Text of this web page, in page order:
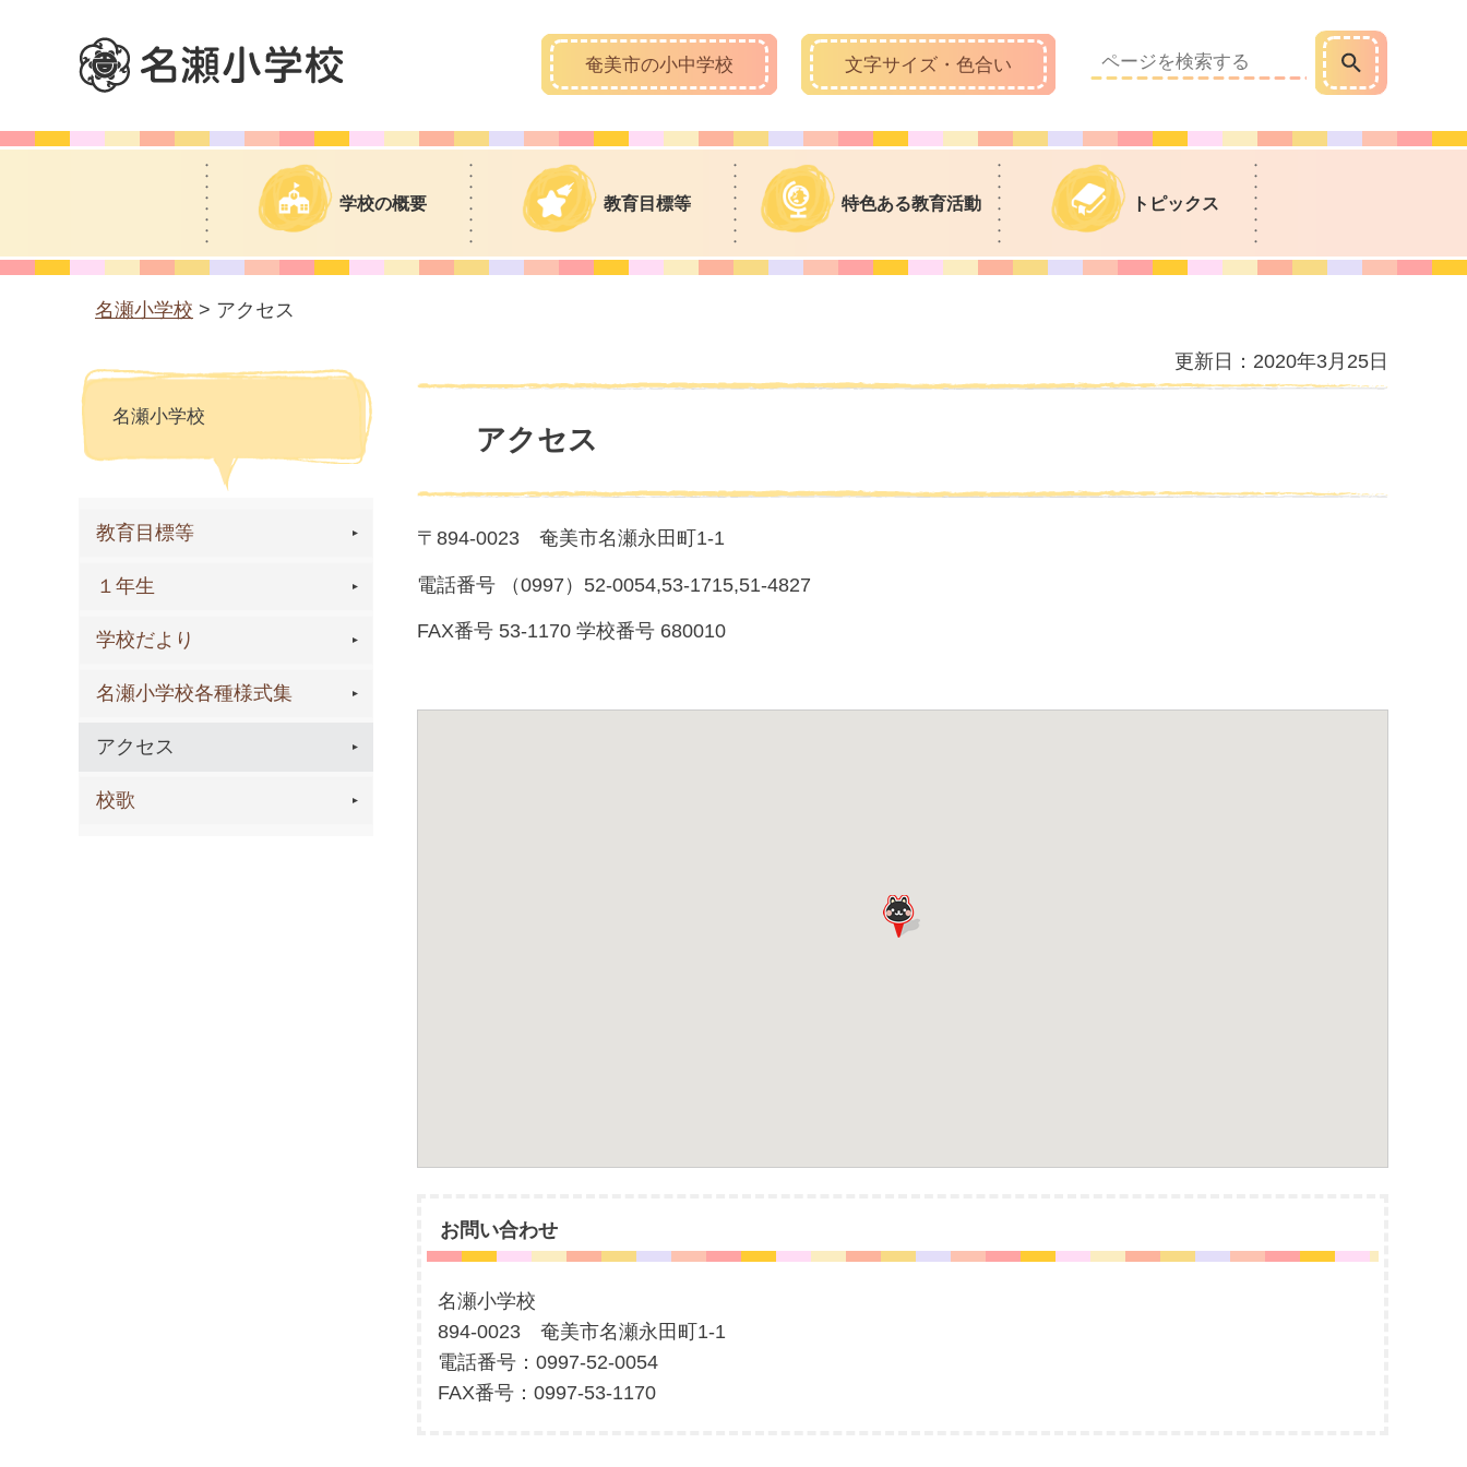
奄美市の小中学校 文字サイズ・色合い
学校の概要 教育目標等 特色ある教育活動 トピックス
名瀬小学校 > アクセス
名瀬小学校
教育目標等
１年生
学校だより
名瀬小学校各種様式集
アクセス
校歌
更新日：2020年3月25日
アクセス
〒894-0023 奄美市名瀬永田町1-1
電話番号 （0997）52-0054,53-1715,51-4827
FAX番号 53-1170 学校番号 680010
お問い合わせ
名瀬小学校
894-0023 奄美市名瀬永田町1-1
電話番号：0997-52-0054
FAX番号：0997-53-1170